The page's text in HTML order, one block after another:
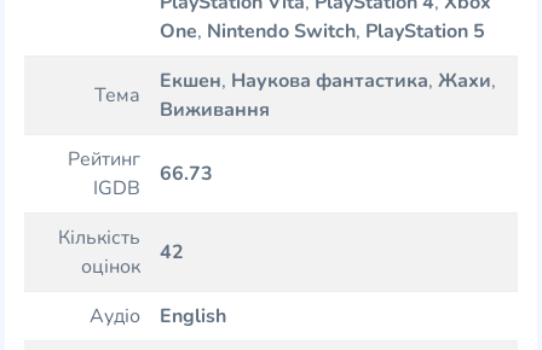
One, Nintendo Switch, PlayStation 5
Тема
Екшен, Наукова фантастика, Жахи,
Виживання
Рейтинг
IGDB
66.73
Кількість
оцінок
42
Аудіо English